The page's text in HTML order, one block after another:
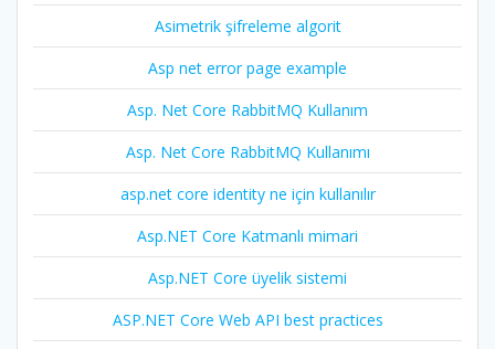
Asimetrik şifreleme algorit
Asp net error page example
Asp. Net Core RabbitMQ Kullanım
Asp. Net Core RabbitMQ Kullanımı
asp.net core identity ne için kullanılır
Asp.NET Core Katmanlı mimari
Asp.NET Core üyelik sistemi
ASP.NET Core Web API best practices